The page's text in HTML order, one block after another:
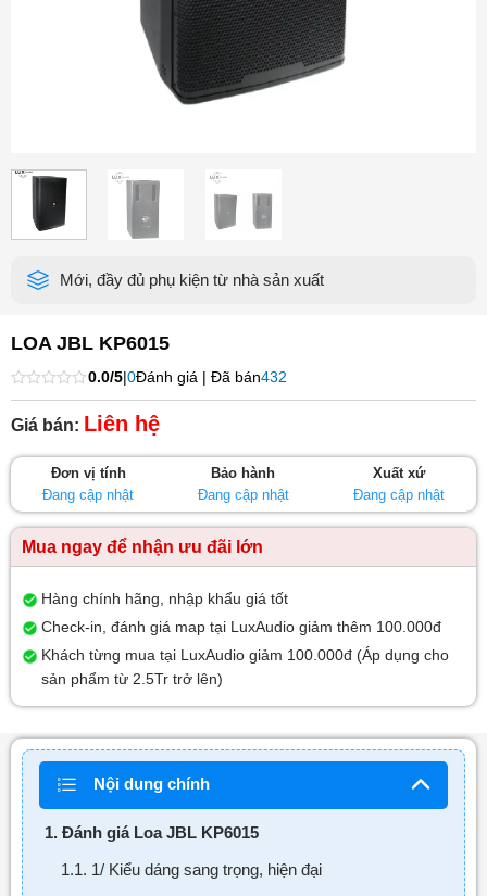
Mới, đầy đủ phụ kiện từ nhà sản xuất
LOA JBL KP6015
Được
xếp
hạng
5
0.0/5|0Đánh giá | Đã bán432
Giá bán: Liên hệ
Đơn vị tính
Đang cập nhật
Bảo hành
Đang cập nhật
Xuất xứ
Đang cập nhật
Mua ngay để nhận ưu đãi lớn
Hàng chính hãng, nhập khẩu giá tốt
Check-in, đánh giá map tại LuxAudio giảm thêm 100.000đ
Khách từng mua tại LuxAudio giảm 100.000đ (Áp dụng cho
sản phẩm từ 2.5Tr trở lên)
Nội dung chính
1. Đánh giá Loa JBL KP6015
1.1. 1/ Kiểu dáng sang trọng, hiện đại